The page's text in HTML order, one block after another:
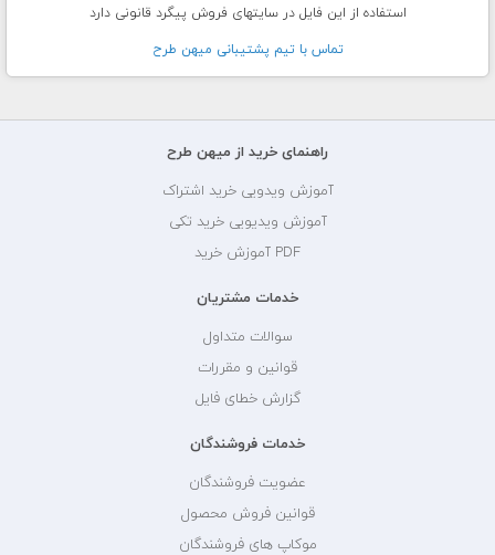
استفاده از این فایل در سایتهای فروش پیگرد قانونی دارد
تماس با تيم پشتيبانی ميهن طرح
راهنمای خرید از میهن طرح
آموزش ویدویی خرید اشتراک
آموزش ویدیویی خرید تکی
PDF آموزش خرید
خدمات مشتریان
سوالات متداول
قوانین و مقررات
گزارش خطای فایل
خدمات فروشندگان
عضویت فروشندگان
قوانین فروش محصول
موکاپ های فروشندگان